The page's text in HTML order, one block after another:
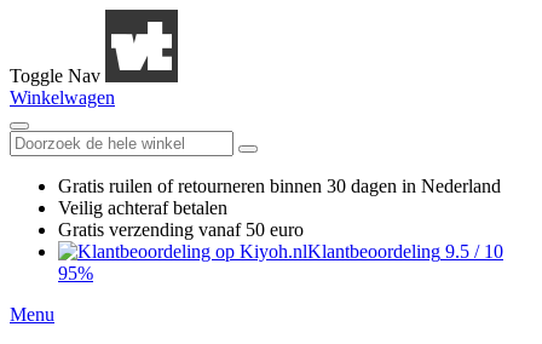
Toggle Nav
Winkelwagen
Gratis ruilen of retourneren binnen 30 dagen in Nederland
Veilig achteraf betalen
Gratis verzending vanaf 50 euro
Klantbeoordeling 9.5 / 10
95%
Menu